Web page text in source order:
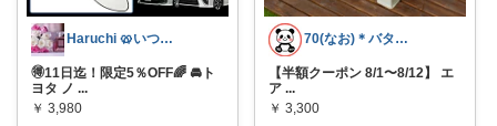
Haruchi 🥨いつもありがとう🌸
🉐11日迄！限定5％OFF🌈 🚘ト
ヨタ ノ ...
￥ 3,980
70(なお)＊バタバタな毎日をご機嫌に♡
【半額クーポン 8/1〜8/12】 エ
ア ...
￥ 3,300